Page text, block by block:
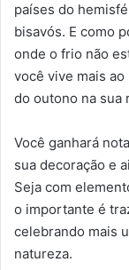
países do
bisavós. E como
onde o frio não
você vive mais
do outono na sua
Você ganhará
sua decoração e
Seja com
o importante é
celebrando mais
natureza.